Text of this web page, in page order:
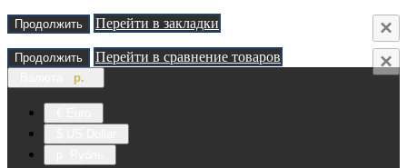
×
Продолжить Перейти в закладки
×
Продолжить Перейти в сравнение товаров
р.